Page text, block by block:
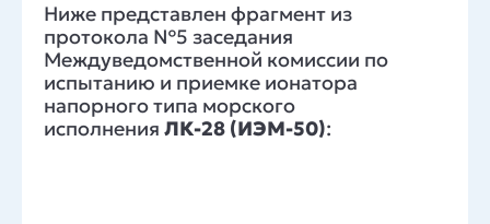
Ниже представлен фрагмент из
протокола №5 заседания
Междуведомственной комиссии по
испытанию и приемке ионатора
напорного типа морского
исполнения ЛК-28 (ИЭМ-50):